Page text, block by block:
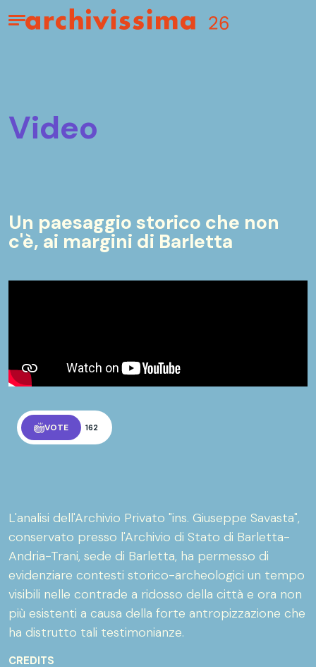
Home page
Apri il menu
video
Un paesaggio storico che non
c'è, ai margini di Barletta
VOTE 162
L'analisi dell'Archivio Privato "ins. Giuseppe Savasta",
conservato presso l'Archivio di Stato di Barletta-
Andria-Trani, sede di Barletta, ha permesso di
evidenziare contesti storico-archeologici un tempo
visibili nelle contrade a ridosso della città e ora non
più esistenti a causa della forte antropizzazione che
ha distrutto tali testimonianze.
CREDITS